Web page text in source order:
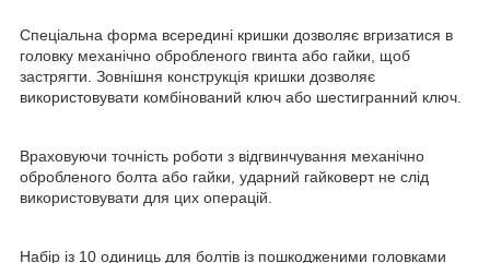
Спеціальна форма всередині кришки дозволяє вгризатися в
головку механічно обробленого гвинта або гайки, щоб
застрягти. Зовнішня конструкція кришки дозволяє
використовувати комбінований ключ або шестигранний ключ.
Враховуючи точність роботи з відгвинчування механічно
обробленого болта або гайки, ударний гайковерт не слід
використовувати для цих операцій.
Набір із 10 одиниць для болтів із пошкодженими головками